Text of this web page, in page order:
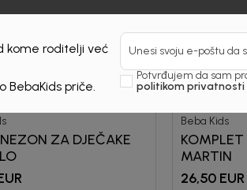
ZA DJEČAKE
Beba Kids
MARTIN
26,50 EUR
kome roditelji već
BebaKids priče.
Unesi svoju e-poštu
Potvrđujem da sam
politikom privatnosti